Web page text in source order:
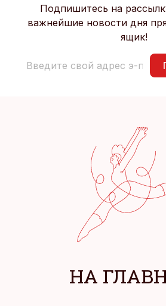
Подпишитесь на
важнейшие новости дня
ящик!
НА